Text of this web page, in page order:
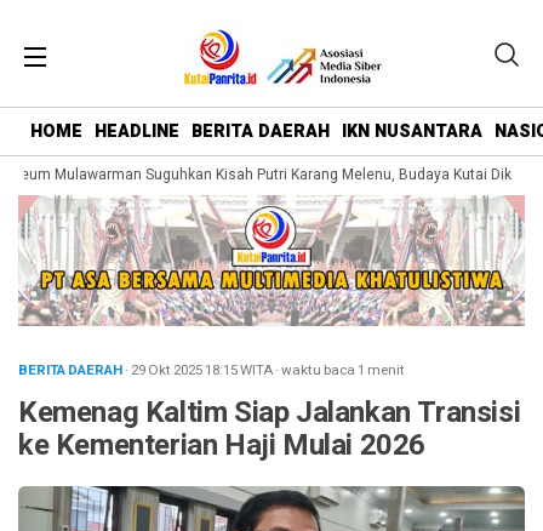
HOME HEADLINE BERITA DAERAH IKN NUSANTARA
Mulawarman Suguhkan Kisah Putri Karang Melenu, Budaya Kutai Dikemas
BERITA DAERAH· 29 Okt 202518:15WITA·waktu baca 1 menit
Kemenag Kaltim Siap Jalankan Transisi
ke Kementerian Haji Mulai 2026